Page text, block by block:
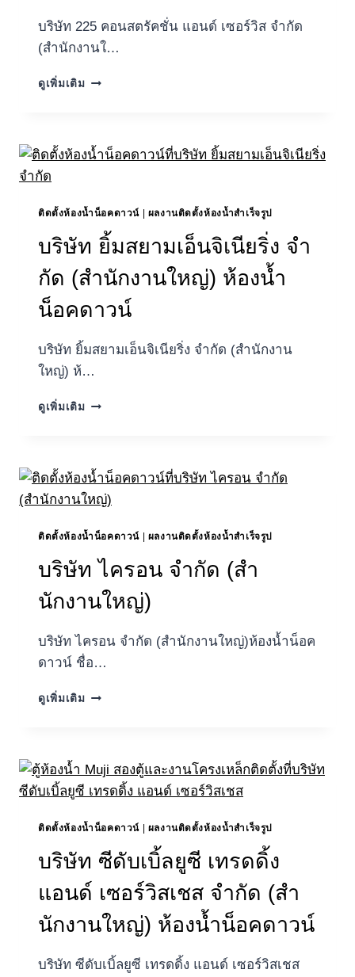
บริษัท 225 คอนสตรัคชั่น แอนด์ เซอร์วิส จำกัด
(สำนักงานใ…
ดูเพิ่มเติมบริษัท
แอนด์
เซอร์วิส
ใหญ่)
ห้องน้ำ
น็อค
ติดตั้งห้องน้ำน็อคดาวน์| ผลงานติดตั้งห้องน้ำสำเร็จรูป
บริษัท ยิ้มสยามเอ็นจิเนียริ่ง จํา
กัด (สํานักงานใหญ่) ห้องน้ำ
น็อคดาวน์
บริษัท ยิ้มสยามเอ็นจิเนียริ่ง จํากัด (สํานักงาน
ใหญ่) ห้…
ดูเพิ่มเติมบริษัท
เนีย
ริ่ง
จํา
(สํา
ใหญ่)
น็อค
ติดตั้งห้องน้ำน็อคดาวน์| ผลงานติดตั้งห้องน้ำสำเร็จรูป
บริษัท ไครอน จำกัด (สํา
นักงานใหญ่)
บริษัท ไครอน จำกัด (สํานักงานใหญ่)ห้องน้ำน็อค
ดาวน์ ชื่อ…
ดูเพิ่มเติมบริษัท
นักงาน
ใหญ่)
ติดตั้งห้องน้ำน็อคดาวน์| ผลงานติดตั้งห้องน้ำสำเร็จรูป
บริษัท ซีดับเบิ้ลยูซี เทรดดิ้ง
แอนด์ เซอร์วิสเชส จำกัด (สํา
นักงานใหญ่) ห้องน้ำน็อคดาวน์
บริษัท ซีดับเบิ้ลยูซี เทรดดิ้ง แอนด์ เซอร์วิสเชส